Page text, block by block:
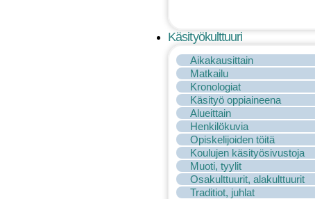
Käsityökulttuuri
Aikakausittain
Matkailu
Kronologiat
Käsityö oppiaineena
Alueittain
Henkilökuvia
Opiskelijoiden töitä
Koulujen käsityösivustoja
Muoti, tyylit
Osakulttuurit, alakulttuurit
Traditiot, juhlat